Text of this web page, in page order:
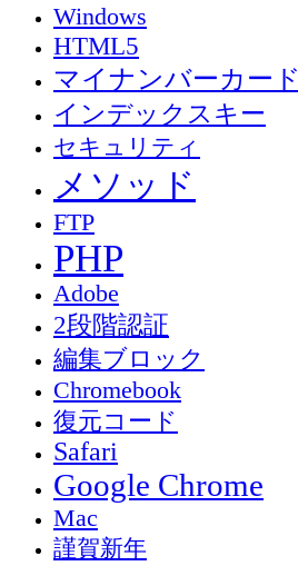
Windows
HTML5
マイナンバーカード
インデックスキー
セキュリティ
メソッド
FTP
PHP
Adobe
2段階認証
編集ブロック
Chromebook
復元コード
Safari
Google Chrome
Mac
謹賀新年